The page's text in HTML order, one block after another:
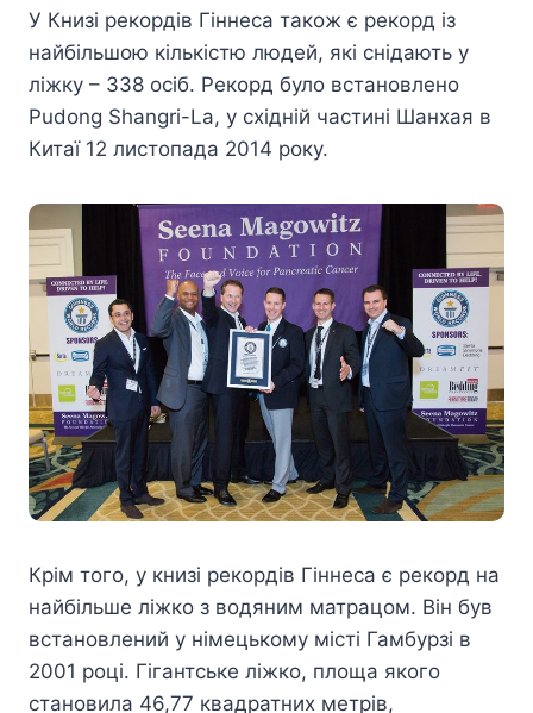
У Книзі рекордів Гіннеса також є рекорд із
найбільшою кількістю людей, які снідають у
ліжку – 338 осіб. Рекорд було встановлено
Pudong Shangri-La, у східній частині Шанхая в
Китаї 12 листопада 2014 року.
Крім того, у книзі рекордів Гіннеса є рекорд на
найбільше ліжко з водяним матрацом. Він був
встановлений у німецькому місті Гамбурзі в
2001 році. Гігантське ліжко, площа якого
становила 46,77 квадратних метрів,